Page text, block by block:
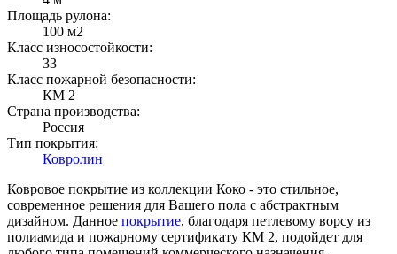
Площадь рулона:
100 м2
Класс износостойкости:
33
Класс пожарной безопасности:
КМ 2
Страна производства:
Россия
Тип покрытия:
Ковролин
Ковровое покрытие из коллекции Коко - это стильное,
современное решения для Вашего пола с абстрактным
дизайном. Данное покрытие, благодаря петлевому ворсу из
полиамида и пожарному сертификату КМ 2, подойдет для